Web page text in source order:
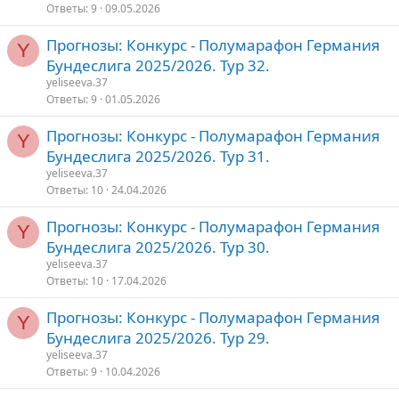
Ответы 9 09.05.2026
Y
Прогнозы: Конкурс - Полумарафон Германия
Бундеслига 2025/2026. Тур 32.
yeliseeva.37
Ответы 9 01.05.2026
Y
Прогнозы: Конкурс - Полумарафон Германия
Бундеслига 2025/2026. Тур 31.
yeliseeva.37
Ответы 10 24.04.2026
Y
Прогнозы: Конкурс - Полумарафон Германия
Бундеслига 2025/2026. Тур 30.
yeliseeva.37
Ответы 10 17.04.2026
Y
Прогнозы: Конкурс - Полумарафон Германия
Бундеслига 2025/2026. Тур 29.
yeliseeva.37
Ответы 9 10.04.2026